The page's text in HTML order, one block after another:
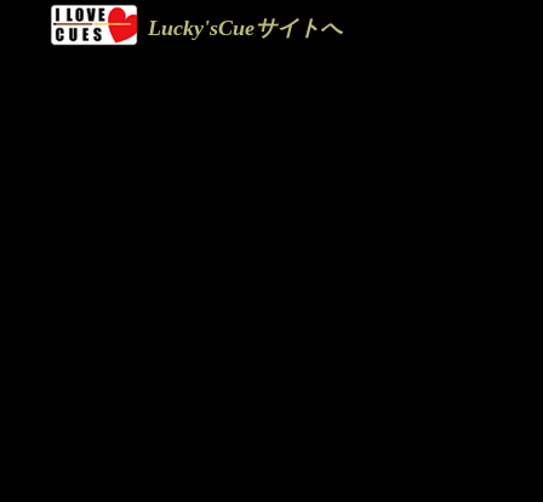
Lucky'sCueサイトへ